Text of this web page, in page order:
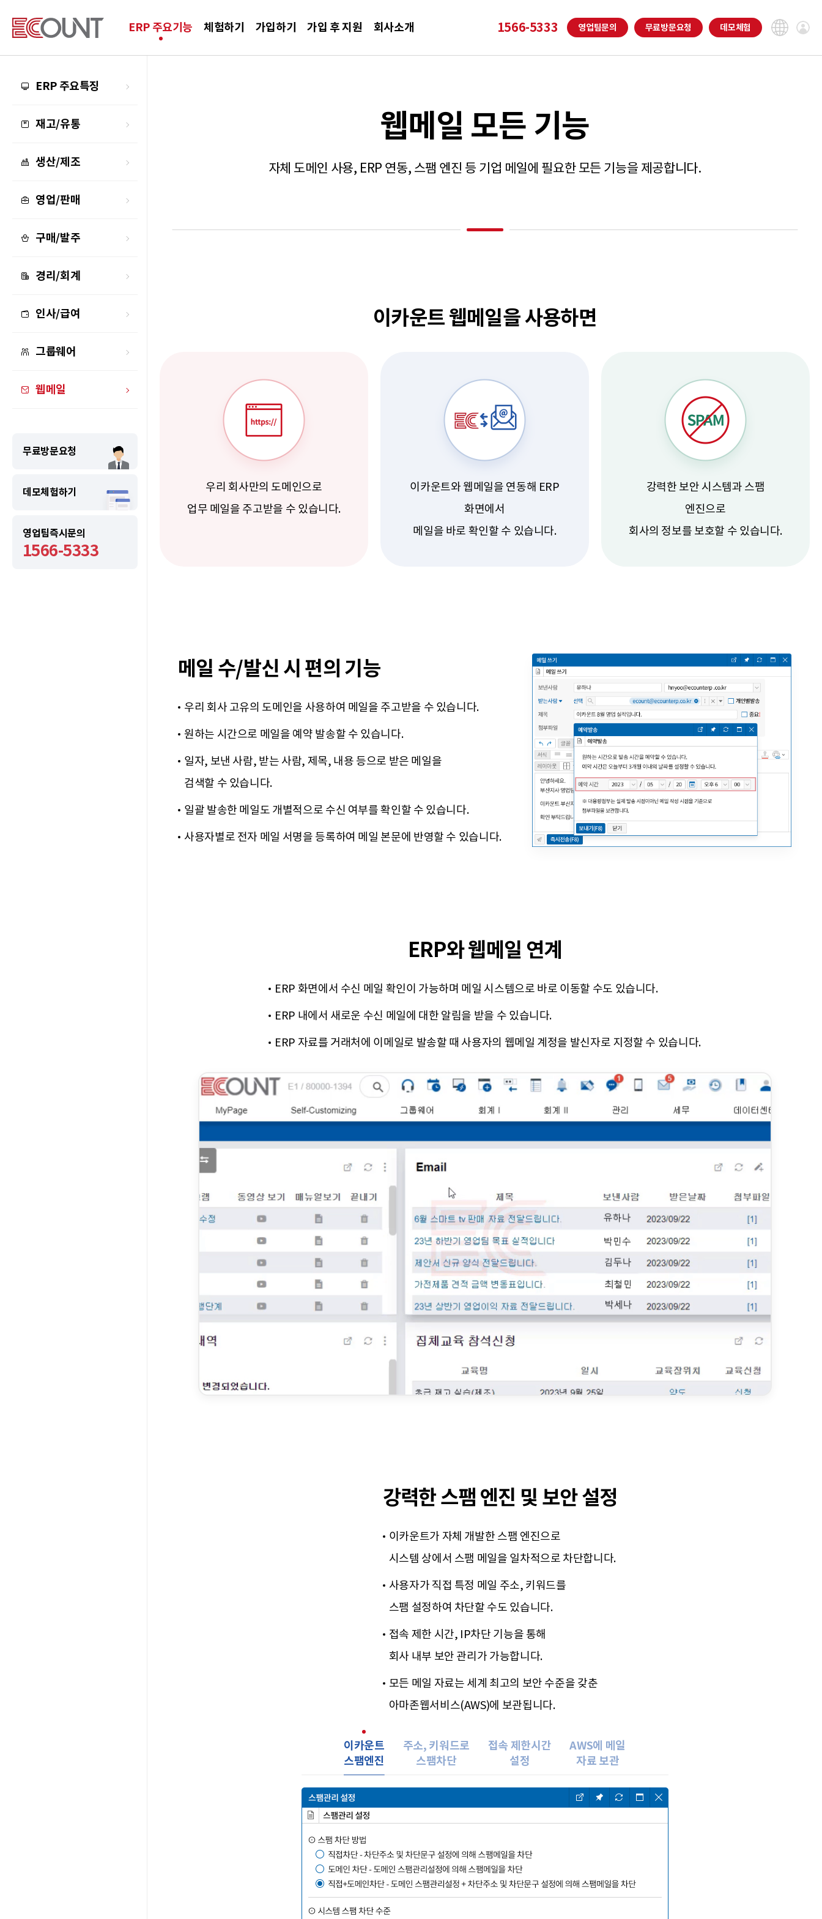
ERP 주요기능 체험하기 가입하기 가입 후 지원 회사소개 1566-5333 영업팀문의 무료방문요청 데모체험
ERP 주요특징
재고/유통
생산/제조
영업/판매
구매/발주
경리/회계
인사/급여
그룹웨어
웹메일
무료방문요청
데모체험하기
영업팀즉시문의
1566-5333
웹메일 모든 기능
자체 도메인 사용, ERP 연동, 스팸 엔진 등 기업 메일에 필요한 모든 기능을 제공합니다.
이카운트 웹메일을 사용하면
우리 회사만의 도메인으로
업무 메일을 주고받을 수 있습니다.
이카운트와 웹메일을 연동해 ERP
화면에서
메일을 바로 확인할 수 있습니다.
강력한 보안 시스템과 스팸
엔진으로
회사의 정보를 보호할 수 있습니다.
메일 수/발신 시 편의 기능
우리 회사 고유의 도메인을 사용하여 메일을 주고받을 수 있습니다.
원하는 시간으로 메일을 예약 발송할 수 있습니다.
일자, 보낸 사람, 받는 사람, 제목, 내용 등으로 받은 메일을
검색할 수 있습니다.
일괄 발송한 메일도 개별적으로 수신 여부를 확인할 수 있습니다.
사용자별로 전자 메일 서명을 등록하여 메일 본문에 반영할 수 있습니다.
ERP와 웹메일 연계
ERP 화면에서 수신 메일 확인이 가능하며 메일 시스템으로 바로 이동할 수도 있습니다.
ERP 내에서 새로운 수신 메일에 대한 알림을 받을 수 있습니다.
ERP 자료를 거래처에 이메일로 발송할 때 사용자의 웹메일 계정을 발신자로 지정할 수 있습니다.
강력한 스팸 엔진 및 보안 설정
이카운트가 자체 개발한 스팸 엔진으로
시스템 상에서 스팸 메일을 일차적으로 차단합니다.
사용자가 직접 특정 메일 주소, 키워드를
스팸 설정하여 차단할 수도 있습니다.
접속 제한 시간, IP차단 기능을 통해
회사 내부 보안 관리가 가능합니다.
모든 메일 자료는 세계 최고의 보안 수준을 갖춘
아마존웹서비스(AWS)에 보관됩니다.
이카운트
스팸엔진
주소, 키워드로
스팸차단
접속 제한시간
설정
AWS에 메일
자료 보관